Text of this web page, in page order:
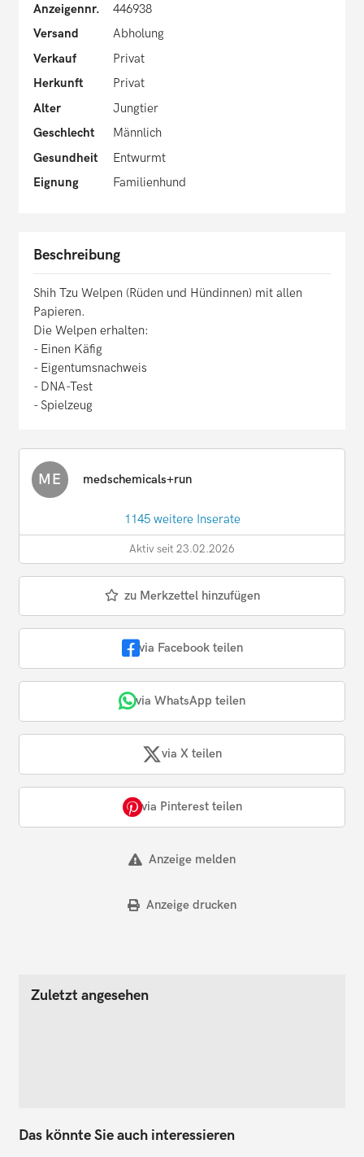
Anzeigennr.
446938
Versand
Abholung
Verkauf
Privat
Herkunft
Privat
Alter
Jungtier
Geschlecht
Männlich
Gesundheit
Entwurmt
Eignung
Familienhund
Beschreibung
Shih Tzu Welpen (Rüden und Hündinnen) mit allen
Papieren.
Die Welpen erhalten:
- Einen Käfig
- Eigentumsnachweis
- DNA-Test
- Spielzeug
ME medschemicals+run
1145 weitere Inserate
Aktiv seit 23.02.2026
zu Merkzettel hinzufügen
via Facebook teilen
via WhatsApp teilen
via X teilen
via Pinterest teilen
Anzeige melden
Anzeige drucken
Zuletzt angesehen
Das könnte Sie auch interessieren